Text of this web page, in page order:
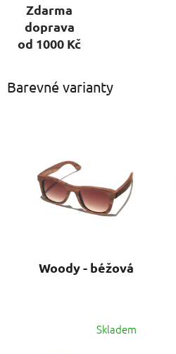
Zdarma
doprava
od 1000 Kč
Barevné varianty
Woody - béžová
Skladem